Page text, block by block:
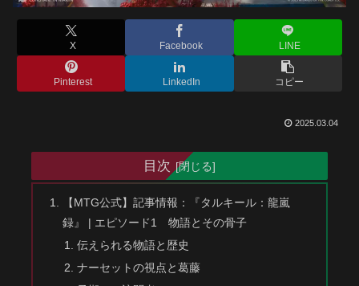
X Facebook LINE
Pinterest LinkedIn コピー
2025.03.04
目次
【MTG公式】記事情報：『タルキール：龍嵐
録』 | エピソード1 物語とその骨子
伝えられる物語と歴史
ナーセットの視点と葛藤